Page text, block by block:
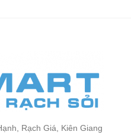
Rạch Giá, Kiên Giang